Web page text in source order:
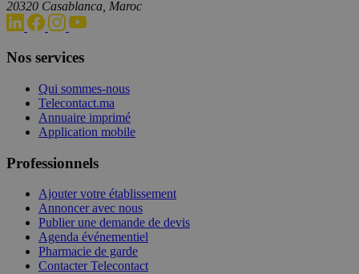
20320 Casablanca, Maroc
Nos services
Qui sommes-nous
Telecontact.ma
Annuaire imprimé
Application mobile
Professionnels
Ajouter votre établissement
Annoncer avec nous
Publier une demande de devis
Agenda événementiel
Pharmacie de garde
Contacter Telecontact